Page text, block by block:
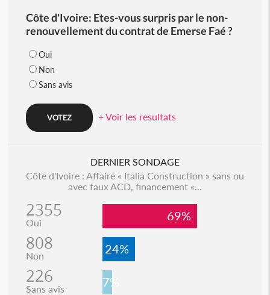
Côte d'Ivoire: Etes-vous surpris par le non-
renouvellement du contrat de Emerse Faé ?
Oui
Non
Sans avis
+ Voir les resultats
DERNIER SONDAGE
Côte d'Ivoire : Affaire « Italia Construction » sans ou
avec faux ACD, financement «...
2355
Oui 69%
808
Non 24%
226
Sans avis 7%